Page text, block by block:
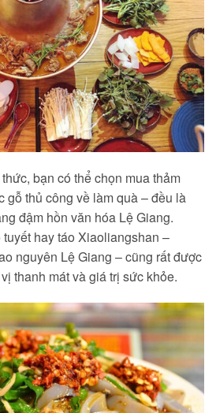
bạn có thể chọn mua thảm
gỗ thủ công về làm quà – đều là
đậm hồn văn hóa Lệ Giang.
hay táo Xiaoliangshan –
nguyên Lệ Giang – cũng rất được
thanh mát và giá trị sức khỏe.